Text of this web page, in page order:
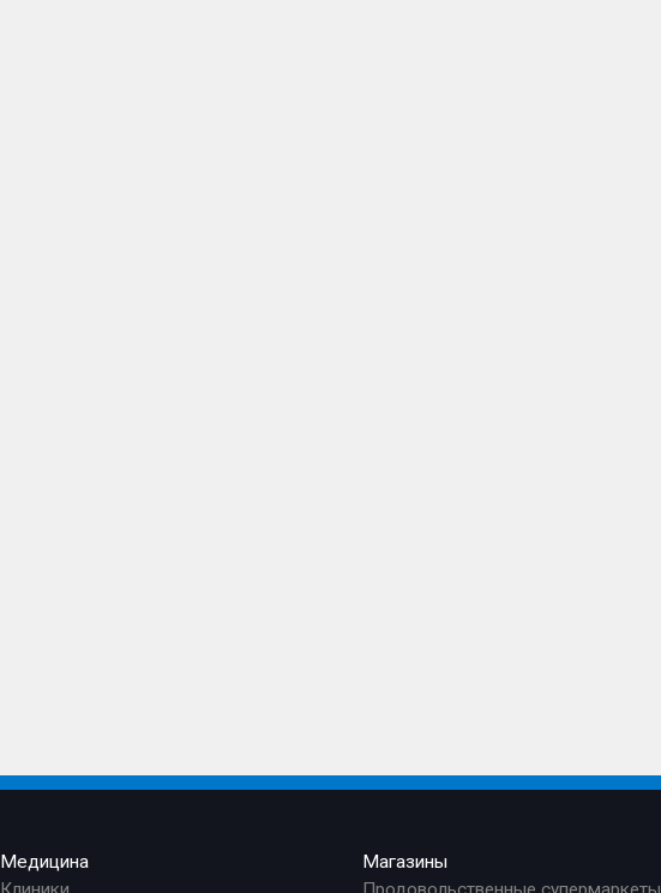
Медицина
Магазины